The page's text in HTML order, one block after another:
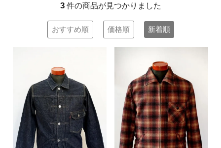
3件の商品が見つかりました
おすすめ順 価格順 新着順